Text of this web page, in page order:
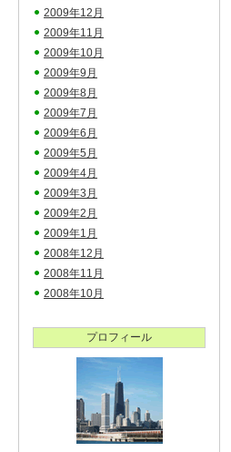
2009年12月
2009年11月
2009年10月
2009年9月
2009年8月
2009年7月
2009年6月
2009年5月
2009年4月
2009年3月
2009年2月
2009年1月
2008年12月
2008年11月
2008年10月
プロフィール